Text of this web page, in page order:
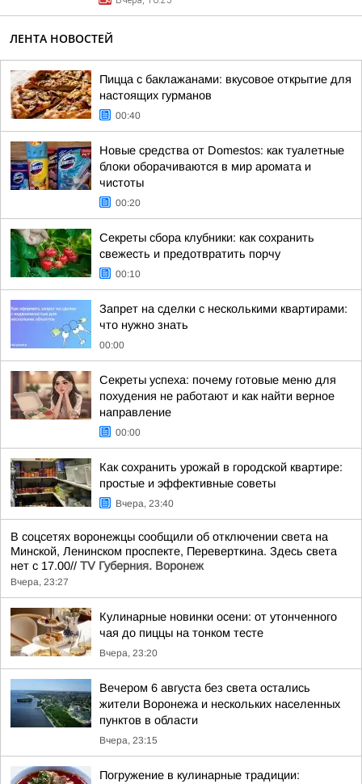
ЛЕНТА НОВОСТЕЙ
Пицца с баклажанами: вкусовое открытие для
настоящих гурманов
00:40
Новые средства от Domestos: как туалетные
блоки оборачиваются в мир аромата и
чистоты
00:20
Секреты сбора клубники: как сохранить
свежесть и предотвратить порчу
00:10
Запрет на сделки с несколькими квартирами:
что нужно знать
00:00
Секреты успеха: почему готовые меню для
похудения не работают и как найти верное
направление
00:00
Как сохранить урожай в городской квартире:
простые и эффективные советы
Вчера, 23:40
В соцсетях воронежцы сообщили об отключении света на
Минской, Ленинском проспекте, Переверткина. Здесь света
нет с 17.00// TV Губерния. Воронеж
Вчера, 23:27
Кулинарные новинки осени: от утонченного
чая до пиццы на тонком тесте
Вчера, 23:20
Вечером 6 августа без света остались
жители Воронежа и нескольких населенных
пунктов в области
Вчера, 23:15
Погружение в кулинарные традиции: